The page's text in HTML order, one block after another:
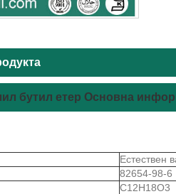
бутил етер Основна
Естествен
82654-98-6
C12H18O3